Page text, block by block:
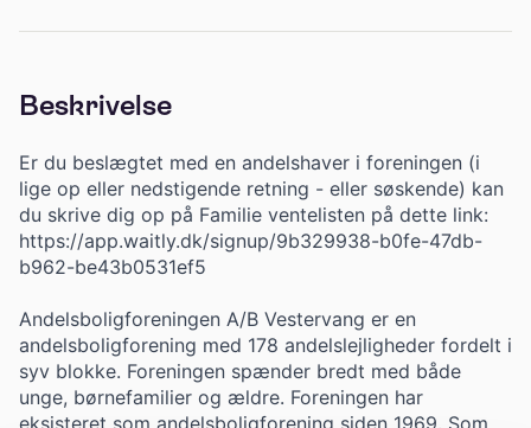
Beskrivelse
Er du beslægtet med en andelshaver i foreningen (i
lige op eller nedstigende retning - eller søskende) kan
du skrive dig op på Familie ventelisten på dette link:
https://app.waitly.dk/signup/9b329938-b0fe-47db-
b962-be43b0531ef5
Andelsboligforeningen A/B Vestervang er en
andelsboligforening med 178 andelslejligheder fordelt i
syv blokke. Foreningen spænder bredt med både
unge, børnefamilier og ældre. Foreningen har
eksisteret som andelsboligforening siden 1969. Som